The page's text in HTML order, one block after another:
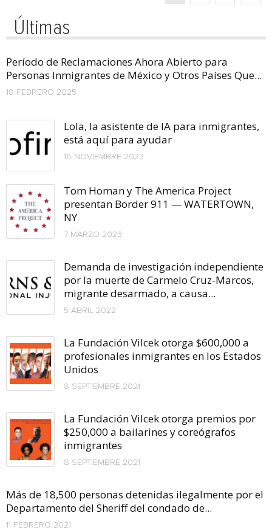
Últimas
Período de Reclamaciones Ahora Abierto para
Personas Inmigrantes de México y Otros Países Que...
18 FEBRERO 2025
Lola, la asistente de IA para inmigrantes,
está aquí para ayudar
16 NOVIEMBRE 2023
Tom Homan y The America Project
presentan Border 911 — WATERTOWN,
NY
7 MARZO 2023
Demanda de investigación independiente
por la muerte de Carmelo Cruz-Marcos,
migrante desarmado, a causa...
5 ABRIL 2022
La Fundación Vilcek otorga $600,000 a
profesionales inmigrantes en los Estados
Unidos
8 SEPTIEMBRE 2021
La Fundación Vilcek otorga premios por
$250,000 a bailarines y coreógrafos
inmigrantes
8 SEPTIEMBRE 2021
Más de 18,500 personas detenidas ilegalmente por el
Departamento del Sheriff del condado de...
11 FEBRERO 2021